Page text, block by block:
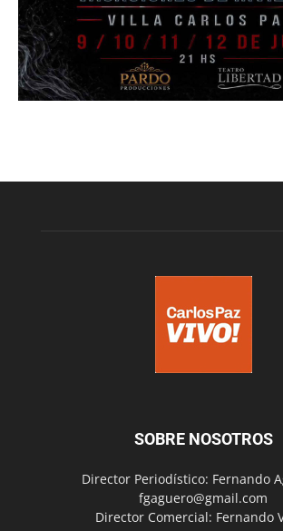
SOBRE NOSOTROS
Director Periodístico: Fernando
fgaguero@gmail.com
Director Comercial: Fernando